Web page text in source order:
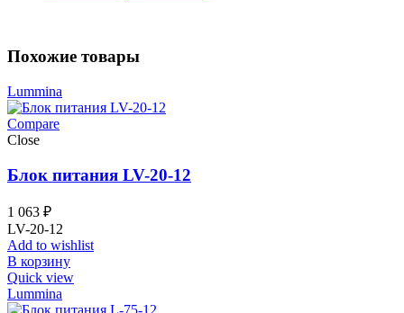
Похожие товары
Lummina
Compare
Close
Блок питания LV-20-12
1 063 ₽
LV-20-12
Add to wishlist
В корзину
Quick view
Lummina